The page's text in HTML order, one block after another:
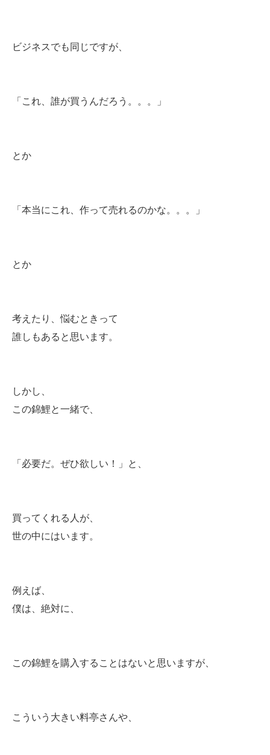
ビジネスでも同じですが、
「これ、誰が買うんだろう。。。」
とか
「本当にこれ、作って売れるのかな。。。」
とか
考えたり、悩むときって
誰しもあると思います。
しかし、
この錦鯉と一緒で、
「必要だ。ぜひ欲しい！」と、
買ってくれる人が、
世の中にはいます。
例えば、
僕は、絶対に、
この錦鯉を購入することはないと思いますが、
こういう大きい料亭さんや、